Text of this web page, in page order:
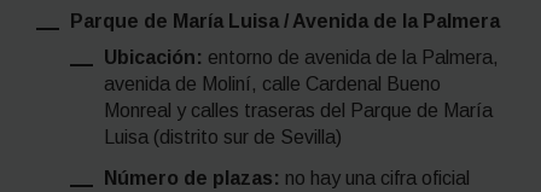
Parque de María Luisa / Avenida de la Palmera
Ubicación: entorno de avenida de la Palmera,
avenida de Moliní, calle Cardenal Bueno
Monreal y calles traseras del Parque de María
Luisa (distrito sur de Sevilla)
Número de plazas: no hay una cifra oficial